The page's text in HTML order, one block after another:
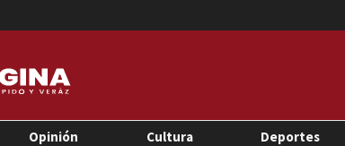
Opinión Cultura Deportes